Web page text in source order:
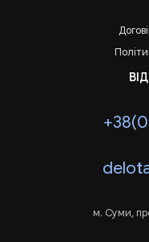
м. Суми,